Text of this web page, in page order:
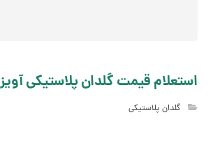
استعلام قیمت گلدان پلاستیکی آویز
گلدان پلاستیکی